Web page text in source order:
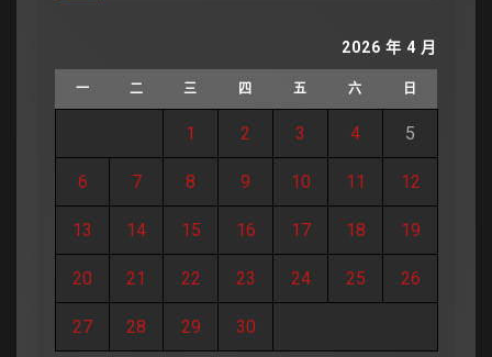
2026 年 4 月
一 二 三 四 五 六 日
1 2 3 4 5
6 7 8 9 10 11 12
13 14 15 16 17 18 19
20 21 22 23 24 25 26
27 28 29 30